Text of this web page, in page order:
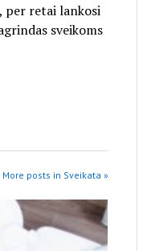
per retai lankosi
sveikoms
More posts in Sveikata »